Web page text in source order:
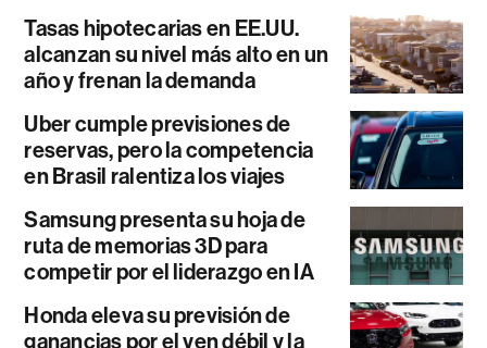
Tasas hipotecarias en EE.UU.
alcanzan su nivel más alto en un
año y frenan la demanda
Uber cumple previsiones de
reservas, pero la competencia
en Brasil ralentiza los viajes
Samsung presenta su hoja de
ruta de memorias 3D para
competir por el liderazgo en IA
Honda eleva su previsión de
ganancias por el yen débil y la